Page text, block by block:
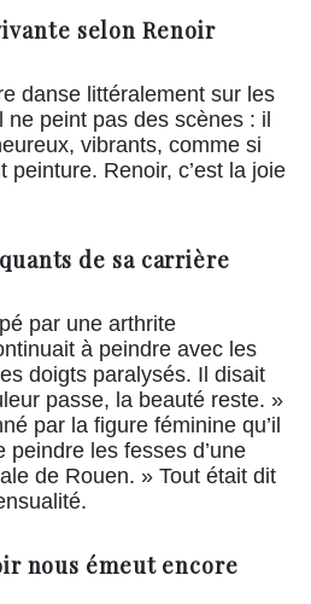
selon Renoir
danse littéralement sur les
peint pas des scènes : il
vibrants, comme si
peinture. Renoir, c’est la joie
de sa carrière
par une arthrite
à peindre avec les
doigts paralysés. Il disait
passe, la beauté reste. »
par la figure féminine qu’il
les fesses d’une
de Rouen. » Tout était dit
nous émeut encore